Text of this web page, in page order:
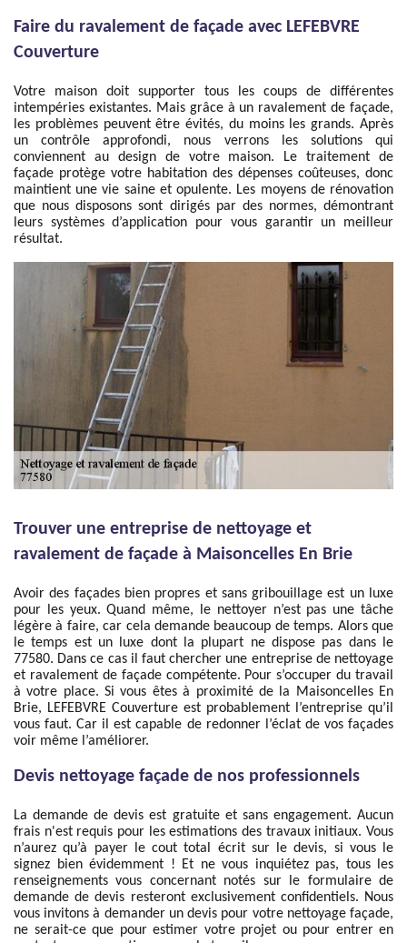
Faire du ravalement de façade avec LEFEBVRE
Couverture
Votre maison doit supporter tous les coups de différentes
intempéries existantes. Mais grâce à un ravalement de façade,
les problèmes peuvent être évités, du moins les grands. Après
un contrôle approfondi, nous verrons les solutions qui
conviennent au design de votre maison. Le traitement de
façade protège votre habitation des dépenses coûteuses, donc
maintient une vie saine et opulente. Les moyens de rénovation
que nous disposons sont dirigés par des normes, démontrant
leurs systèmes d’application pour vous garantir un meilleur
résultat.
Trouver une entreprise de nettoyage et
ravalement de façade à Maisoncelles En Brie
Avoir des façades bien propres et sans gribouillage est un luxe
pour les yeux. Quand même, le nettoyer n’est pas une tâche
légère à faire, car cela demande beaucoup de temps. Alors que
le temps est un luxe dont la plupart ne dispose pas dans le
77580. Dans ce cas il faut chercher une entreprise de nettoyage
et ravalement de façade compétente. Pour s’occuper du travail
à votre place. Si vous êtes à proximité de la Maisoncelles En
Brie, LEFEBVRE Couverture est probablement l’entreprise qu’il
vous faut. Car il est capable de redonner l’éclat de vos façades
voir même l’améliorer.
Devis nettoyage façade de nos professionnels
La demande de devis est gratuite et sans engagement. Aucun
frais n'est requis pour les estimations des travaux initiaux. Vous
n’aurez qu’à payer le cout total écrit sur le devis, si vous le
signez bien évidemment ! Et ne vous inquiétez pas, tous les
renseignements vous concernant notés sur le formulaire de
demande de devis resteront exclusivement confidentiels. Nous
vous invitons à demander un devis pour votre nettoyage façade,
ne serait-ce que pour estimer votre projet ou pour entrer en